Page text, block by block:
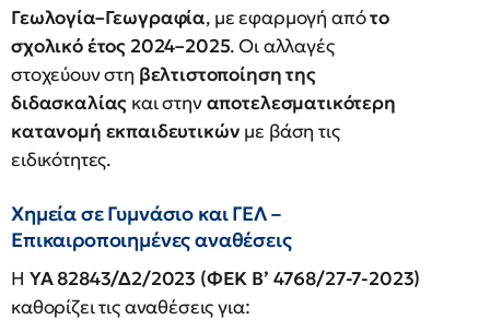
Γεωλογία–Γεωγραφία, με εφαρμογή απότο
σχολικό έτος 2024–2025. Οι αλλαγές
στοχεύουν στη βελτιστοποίηση της
διδασκαλίας και στηναποτελεσματικότερη
κατανομή εκπαιδευτικών με βάση τις
ειδικότητες.
Χημεία σε Γυμνάσιο και ΓΕΛ –
Επικαιροποιημένες αναθέσεις
Η ΥΑ 82843/Δ2/2023 (ΦΕΚ Β’ 4768/27-7-2023)
καθορίζει τις αναθέσεις για: